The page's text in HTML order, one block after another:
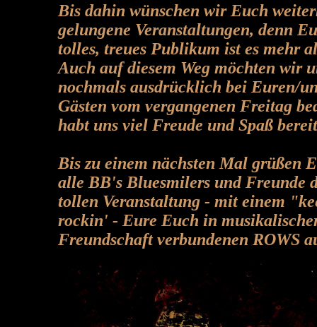
Bis dahin wünschen wir Euch
gelungene Veranstaltungen, denn
tolles, treues Publikum ist es mehr
Auch auf diesem Weg möchten wir
nochmals ausdrücklich bei Euren/
Gästen vom vergangenen Freitag
habt uns viel Freude und Spaß
Bis zu einem nächsten Mal grüßen
alle BB's Bluesmilers und Freunde
tollen Veranstaltung - mit einem
rockin' - Eure Euch in
Freundschaft verbundenen ROWS